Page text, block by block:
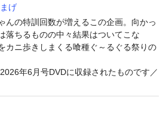
げ
んの特訓回数が増えるこの企画。向かっ
落ちるものの中々結果はついてこな
カニ歩きしまくる喰種ぐ～るぐる祭りの
年6月号DVDに収録されたものです／